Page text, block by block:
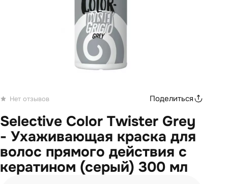
Нет отзывов Поделиться
Selective Color Twister Grey
- Ухаживающая краска для
волос прямого действия с
кератином (серый) 300 мл